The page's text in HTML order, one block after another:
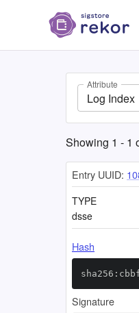
Attribute
Log Index
Showing 1 - 1
Entry UUID:
TYPE
dsse
Hash
Signature